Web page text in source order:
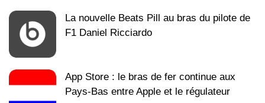
La nouvelle Beats Pill au bras du pilote de
F1 Daniel Ricciardo
App Store : le bras de fer continue aux
Pays-Bas entre Apple et le régulateur